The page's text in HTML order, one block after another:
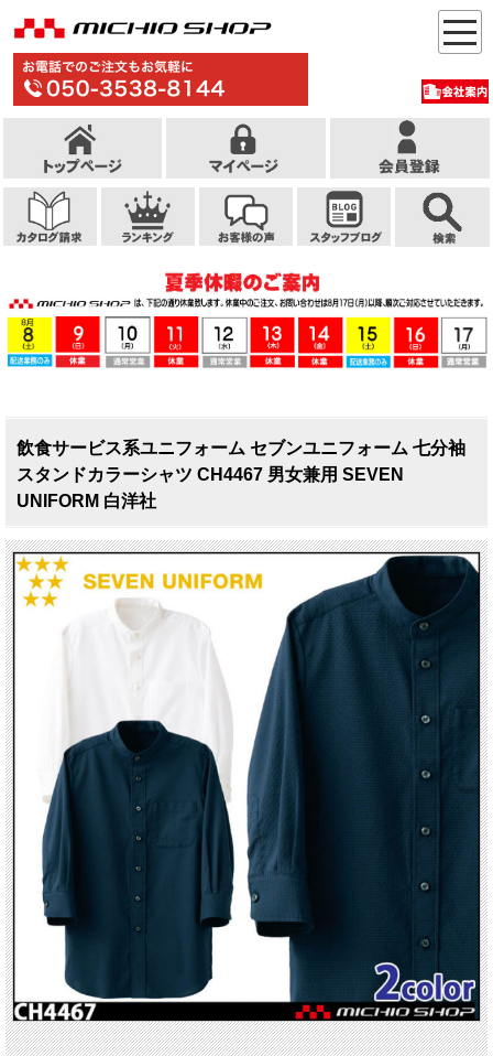
飲食サービス系ユニフォーム セブンユニフォーム 七分袖
スタンドカラーシャツ CH4467 男女兼用 SEVEN
UNIFORM 白洋社